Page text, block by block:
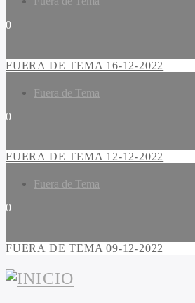
0
FUERA DE TEMA 16-12-2022
Fuera de Tema
0
FUERA DE TEMA 12-12-2022
Fuera de Tema
0
FUERA DE TEMA 09-12-2022